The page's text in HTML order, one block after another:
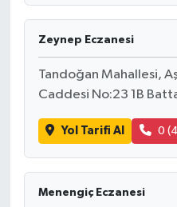
Zeynep Eczanesi
Tandoğan Mahallesi,
Caddesi No:23 1B
Yol Tarifi Al 0
Menengiç Eczanesi
ÖZEL HABER